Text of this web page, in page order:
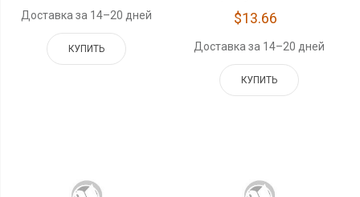
Доставка за 14–20 дней
КУПИТЬ
$13.66
Доставка за 14–20 дней
КУПИТЬ